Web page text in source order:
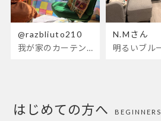
@razbliuto210
我が家のカーテンが新しくなりました🌼早起きが超絶苦手な私が、思わず朝カーテンを開けて光合成するようになったステンドグラスカーテン…！
N.Mさん
はじめての方へ BEGINNERS